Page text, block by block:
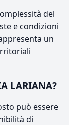
del
e condizioni
un
LARIANA?
può essere
di